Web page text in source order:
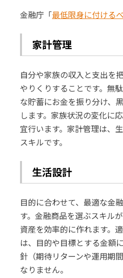
金融庁「最低限身に付ける
家計管理
自分や家族の収入と支出を
やりくりすることです。無
な貯蓄にお金を振り分け、
します。家族状況の変化に
宜行います。家計管理は、
スキルです。
生活設計
目的に合わせて、最適な金
す。金融商品を選ぶスキル
資産を効率的に作れます。
は、目的や目標とする金額
針（期待リターンや運用期
なりません。